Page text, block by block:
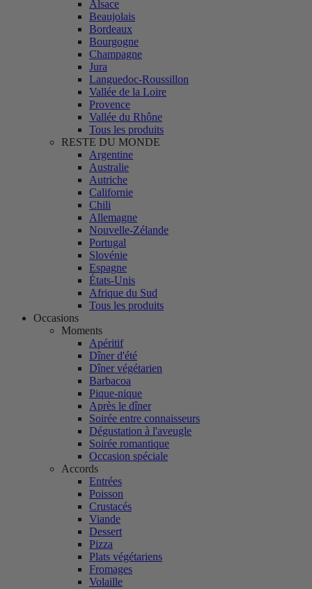
Alsace
Beaujolais
Bordeaux
Bourgogne
Champagne
Jura
Languedoc-Roussillon
Vallée de la Loire
Provence
Vallée du Rhône
Tous les produits
RESTE DU MONDE
Argentine
Australie
Autriche
Californie
Chili
Allemagne
Nouvelle-Zélande
Portugal
Slovénie
Espagne
États-Unis
Afrique du Sud
Tous les produits
Occasions
Moments
Apéritif
Dîner d'été
Dîner végétarien
Barbacoa
Pique-nique
Après le dîner
Soirée entre connaisseurs
Dégustation à l'aveugle
Soirée romantique
Occasion spéciale
Accords
Entrées
Poisson
Crustacés
Viande
Dessert
Pizza
Plats végétariens
Fromages
Volaille